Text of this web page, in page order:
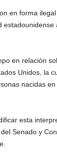
en forma
en relación
Unidos, la
nacidas
esta
Senado y